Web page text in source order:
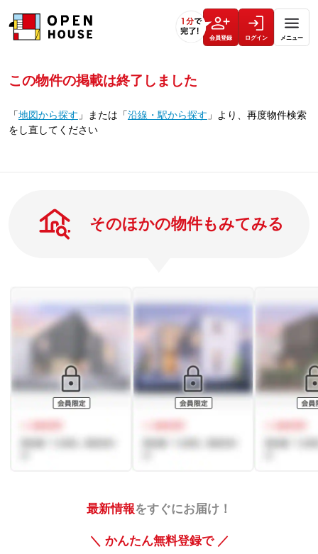
会員登録 ログイン メニュー
この物件の掲載は終了しました
「地図から探す 」 または 「沿線・駅から探す 」 より、再度物件検索
をし直してください
そのほかの物件もみてみる
最新情報をすぐにお届け！
＼ かんたん無料登録で ／